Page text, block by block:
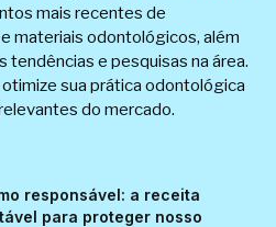
mais recentes de
materiais odontológicos, além
tendências e pesquisas na área.
sua prática odontológica
do mercado.
responsável: a receita
para proteger nosso